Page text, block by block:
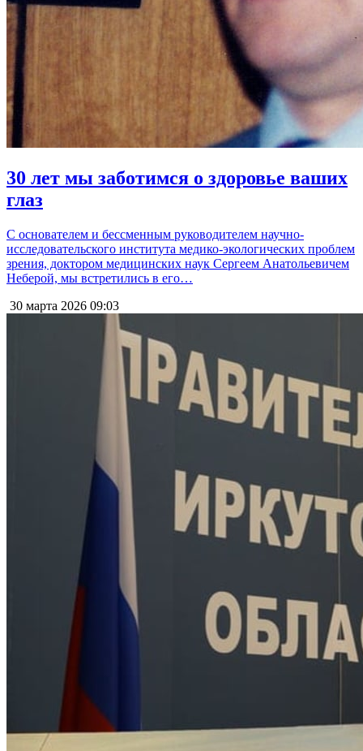
30 лет мы заботимся о здоровье ваших
глаз
С основателем и бессменным руководителем научно-
исследовательского института медико-экологических проблем
зрения, доктором медицинских наук Сергеем Анатольевичем
Неберой, мы встретились в его…
30 марта 2026 09:03